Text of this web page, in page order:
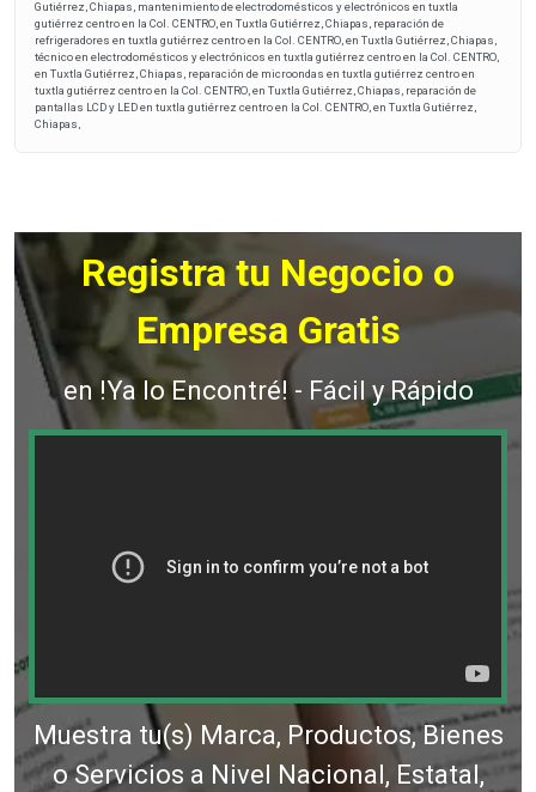
Gutiérrez, Chiapas, mantenimiento de electrodomésticos y electrónicos en tuxtla
gutiérrez centro en la Col. CENTRO, en Tuxtla Gutiérrez, Chiapas, reparación de
refrigeradores en tuxtla gutiérrez centro en la Col. CENTRO, en Tuxtla Gutiérrez, Chiapas,
técnico en electrodomésticos y electrónicos en tuxtla gutiérrez centro en la Col. CENTRO,
en Tuxtla Gutiérrez, Chiapas, reparación de microondas en tuxtla gutiérrez centro en
tuxtla gutiérrez centro en la Col. CENTRO, en Tuxtla Gutiérrez, Chiapas, reparación de
pantallas LCD y LED en tuxtla gutiérrez centro en la Col. CENTRO, en Tuxtla Gutiérrez,
Chiapas,
Registra tu Negocio o
Empresa Gratis
en !Ya lo Encontré! - Fácil y Rápido
Muestra tu(s) Marca, Productos, Bienes
o Servicios a Nivel Nacional, Estatal,